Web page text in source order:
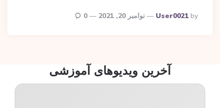
Posted
By
By
User0021 نوامبر 20, 2021 0
آخرین ویدیوهای آموزشی